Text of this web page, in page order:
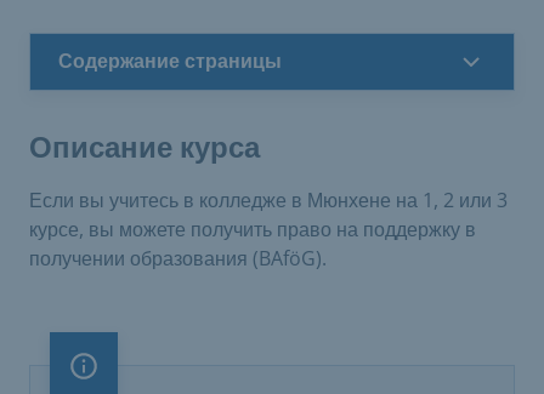
Содержание страницы
Описание курса
Если вы учитесь в колледже в Мюнхене на 1, 2 или 3
курсе, вы можете получить право на поддержку в
получении образования (BAföG).
Важное примечание